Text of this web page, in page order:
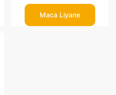
Maca Liyane